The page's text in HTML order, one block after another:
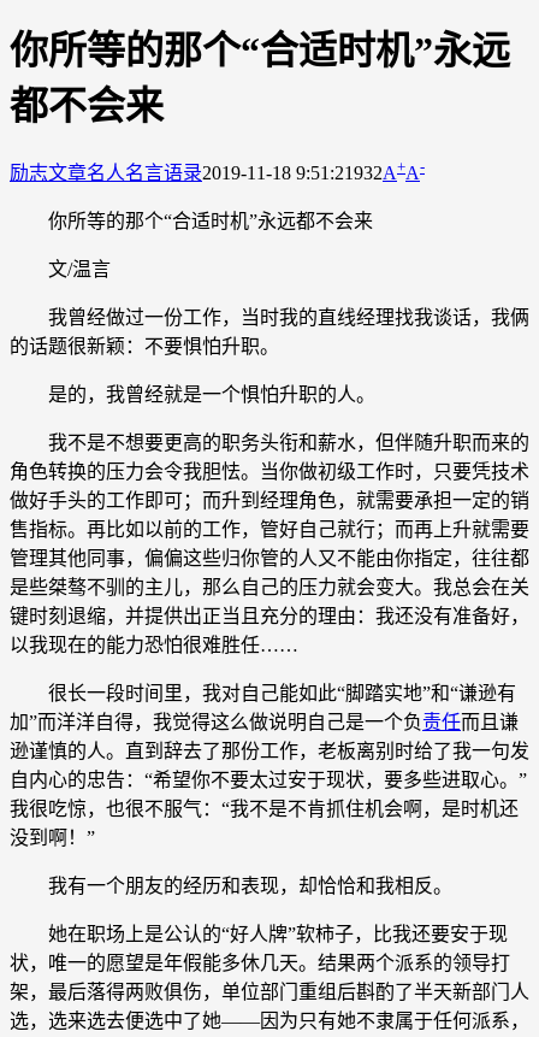
你所等的那个“合适时机”永远
都不会来
励志文章名人名言语录2019-11-18 9:51:21932A+A-
你所等的那个“合适时机”永远都不会来
文/温言
我曾经做过一份工作，当时我的直线经理找我谈话，我俩
的话题很新颖：不要惧怕升职。
是的，我曾经就是一个惧怕升职的人。
我不是不想要更高的职务头衔和薪水，但伴随升职而来的
角色转换的压力会令我胆怯。当你做初级工作时，只要凭技术
做好手头的工作即可；而升到经理角色，就需要承担一定的销
售指标。再比如以前的工作，管好自己就行；而再上升就需要
管理其他同事，偏偏这些归你管的人又不能由你指定，往往都
是些桀骜不驯的主儿，那么自己的压力就会变大。我总会在关
键时刻退缩，并提供出正当且充分的理由：我还没有准备好，
以我现在的能力恐怕很难胜任……
很长一段时间里，我对自己能如此“脚踏实地”和“谦逊有
加”而洋洋自得，我觉得这么做说明自己是一个负责任而且谦
逊谨慎的人。直到辞去了那份工作，老板离别时给了我一句发
自内心的忠告：“希望你不要太过安于现状，要多些进取心。”
我很吃惊，也很不服气：“我不是不肯抓住机会啊，是时机还
没到啊！”
我有一个朋友的经历和表现，却恰恰和我相反。
她在职场上是公认的“好人牌”软柿子，比我还要安于现
状，唯一的愿望是年假能多休几天。结果两个派系的领导打
架，最后落得两败俱伤，单位部门重组后斟酌了半天新部门人
选，选来选去便选中了她——因为只有她不隶属于任何派系，